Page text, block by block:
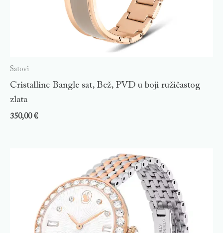
Satovi
Cristalline Bangle sat, Bež, PVD u boji ružičastog
zlata
350,00€